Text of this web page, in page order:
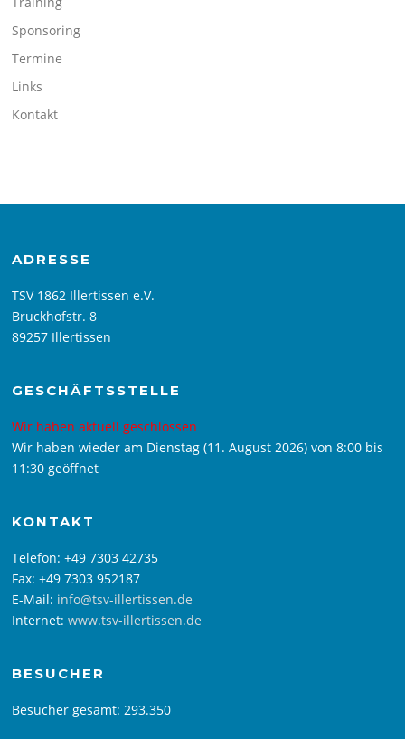
Sponsoring
Termine
Links
Kontakt
ADRESSE
TSV 1862 Illertissen e.V.
Bruckhofstr. 8
89257 Illertissen
GESCHÄFTSSTELLE
Wir haben aktuell geschlossen
Wir haben wieder am Dienstag (11. August 2026) von 8:00 bis
11:30 geöffnet
KONTAKT
Telefon: +49 7303 42735
Fax: +49 7303 952187
E-Mail: info@tsv-illertissen.de
Internet:www.tsv-illertissen.de
BESUCHER
Besucher gesamt:293.350